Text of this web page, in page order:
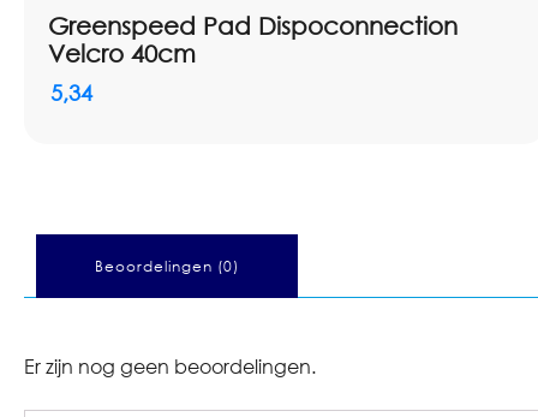
Greenspeed Pad Dispoconnection
Velcro 40cm
5,34
Beoordelingen (0)
Er zijn nog geen beoordelingen.